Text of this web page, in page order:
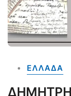
ΕΛΛΑΔΑ